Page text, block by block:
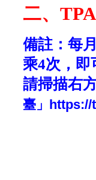
二、
備註：每
乘4次，即
請掃描右
臺」